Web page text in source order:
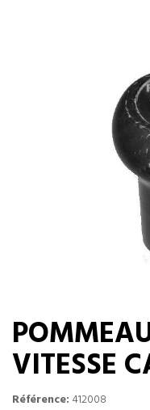
VITESSE
Référence: 412008